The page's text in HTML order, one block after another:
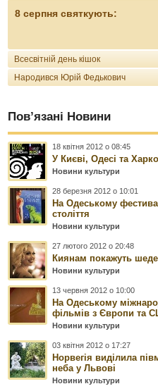
8 серпня святкують:
Всесвітній день кішок
Народився Юрій Федькович
Пов’язані Новини
18 квітня 2012 о 08:45
У Києві, Одесі та
Новини культури
28 березня 2012 о 10:01
На Одеському
століття
Новини культури
27 лютого 2012 о 20:48
Киянам покажуть
Новини культури
13 червня 2012 о 10:00
На Одеському
фільмів з Європи та
Новини культури
03 квітня 2012 о 17:27
Норвегія виділила
неба у Львові
Новини культури